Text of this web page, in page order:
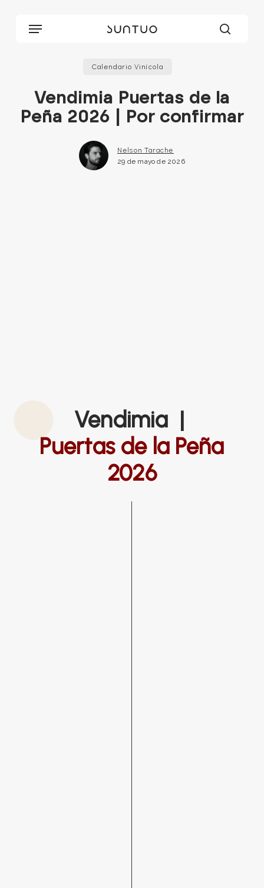
Menu
Calendario Vinícola
Vendimia Puertas de la
Peña 2026 | Por confirmar
Nelson Tarache
29 de mayo de 2026
Vendimia |
Puertas de la Peña
2026